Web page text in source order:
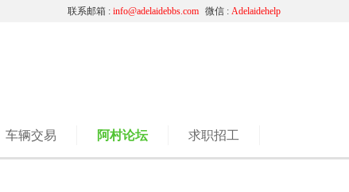
微信 : Adelaidehelp
联系邮箱 : info@adelaidebbs.com
车辆交易 阿村论坛 求职招工